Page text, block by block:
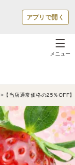
アプリで開く
メニュー
【当店通常価格の25％OFF